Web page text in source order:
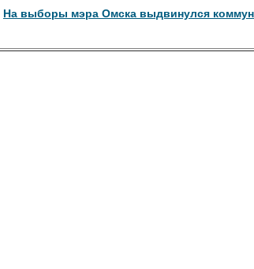
На выборы мэра Омска выдвинулся